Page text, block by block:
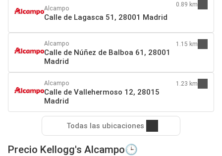
Alcampo
Calle de Lagasca 51, 28001 Madrid
0.89 km
Alcampo
Calle de Núñez de Balboa 61, 28001
Madrid
1.15 km
Alcampo
Calle de Vallehermoso 12, 28015
Madrid
1.23 km
Todas las ubicaciones
Precio Kellogg's Alcampo🕒